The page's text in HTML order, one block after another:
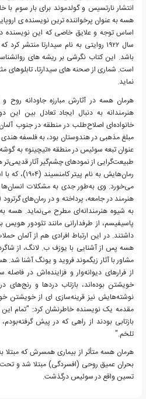
انتشار نارتسیس و گولدموند برای بار سوم با
هسه به عنوان پرخواننده ترین نویسنده ی
اساس توجه و علایق خاصی که این نویسنده
سال ۱۹۲۲ روایتی به نام سیدارتا منتشر
باشد. این کتاب نگرشی بر ریشه های
است. شماری از صحنه های سیدارتا، تابلوهای
نماید.
هرمان هسه در آثارش مبارزه جاودانه روح
هنرمندانه به دنبال ایجاد تعادل بین
خانواده‌ای اصلاح‌طلب در منطقه در جنوب
مبلغ مذهبی در هندوستان بود، به فلسفه
عنوان تبعه سوئیس در منطقه «تیچینو» به
طبیعت‌گرایی از نمودهای چشم‌گیر آثار
رمان‌هایش به
می‌خورد. وی به‌طور جدی به مشکلات
به شیوه هنرمندانه‌ای مطرح می‌نماید. هسه
پاسیفیسم، از طرفدارانی مانند تئودور هویس
داشتند. در این ارتباط افرادی هم از آلمان
هسه پس از آشنایی با یوزف ب. لانگ، از
مشاور با آثار زیگموند فروید و یونگ آشنا
خویشتن بوده‌اند، بازتاب دردها و رنج‌های
مقدمه یک نویسنده خاطرنشان کرد: "تمام
بازتابی بودند از راهی که در پیش گرفته‌بودم،
تلخم."
تسین واقع در سوئیس درگذشت.